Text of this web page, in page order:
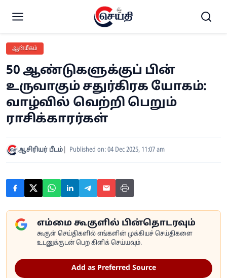
ஆன்மீகம்
50 ஆண்டுகளுக்குப் பின்
உருவாகும் சதுர்கிரக யோகம்:
வாழ்வில் வெற்றி பெறும்
ராசிக்காரர்கள்
ஆசிரியர் பீடம் Published on: 04 Dec 2025, 11:07 am
எம்மை கூகுளில் பின்தொடரவும்
கூகுள் செய்திகளில் எங்களின் முக்கியச் செய்திகளை
உடனுக்குடன் பெற கிளிக் செய்யவும்.
Add as Preferred Source